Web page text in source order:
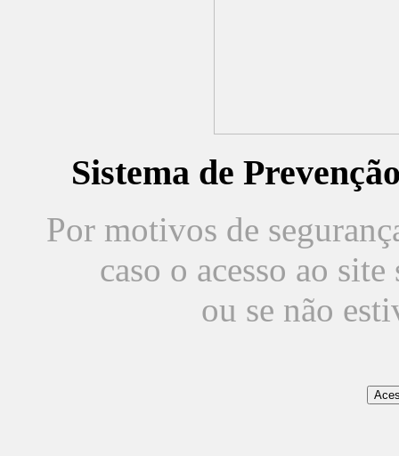
Sistema de
Por motivos de
caso o acesso ao
ou se não